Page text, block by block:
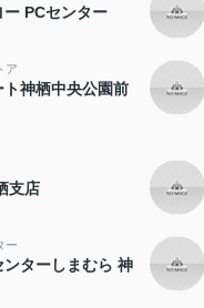
ー PCセンター
ア
神栖中央公園前
支店
ー
ターしまむら 神